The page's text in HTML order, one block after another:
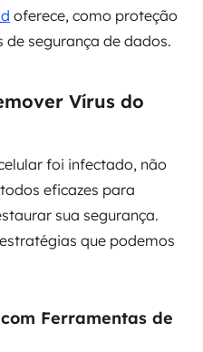
oferece, como proteção
segurança de dados.
Vírus do
foi infectado, não
eficazes para
sua segurança.
que podemos
Ferramentas de